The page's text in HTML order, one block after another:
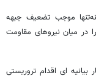
نه‌تنها موجب تضعیف جبهه
در میان نیروهای مقاومت
ای اقدام تروریستی